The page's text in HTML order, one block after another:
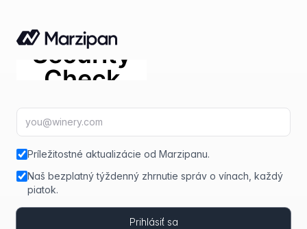
E-mailová adresa
Príležitostné aktualizácie od Marzipanu.
Naš bezplatný týždenný zhrnutie správ o vínach, každý
piatok.
Prihlásiť sa